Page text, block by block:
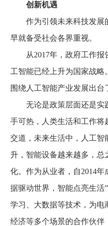
创新机遇
作为引领未来科技发展
早就备受社会各界重视。
从2017年，政府工作报
工智能已经上升为国家战
围绕人工智能产业发展出台
无论是政策层面还是实
手可热，人类生活和工作
交道，未来生活中，人工智
升，智能设备越来越多，
化。作为从业者，自2014
据驱动世界，智能点亮生活
学习、大数据等技术，为
经济等多个场景的合作伙